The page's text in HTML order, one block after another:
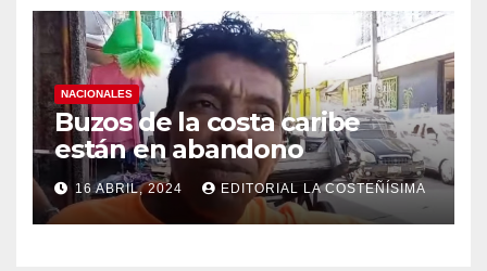
NACIONALES
Buzos de la costa caribe
están en abandono
16 ABRIL, 2024 EDITORIAL LA COSTEÑÍSIMA